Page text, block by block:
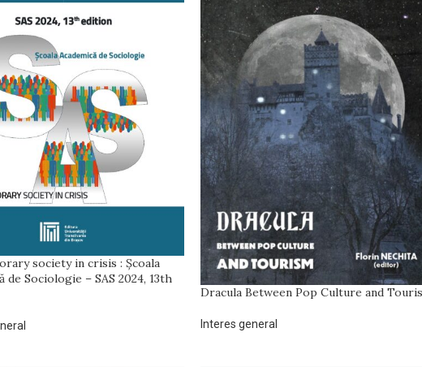
society in crisis : Şcoala
de Sociologie – SAS 2024, 13th
Dracula Between Pop Culture and
Interes general